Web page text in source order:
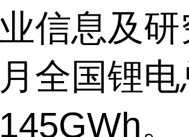
业信息及
月全国锂
145GWh